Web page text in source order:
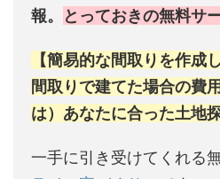
報。
とっておきの無料サ
【簡易的な間取りを作成
間取りで建てた場合の費用
は）あなたに合った土地探
一手に引き受けてくれる